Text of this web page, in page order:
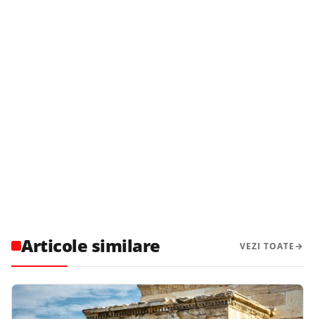
Articole similare VEZI TOATE